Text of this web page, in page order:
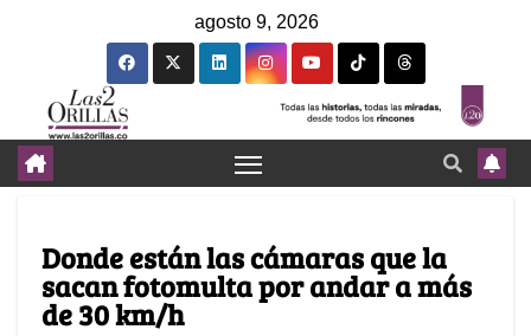
agosto 9, 2026
Donde están las cámaras que la
sacan fotomulta por andar a más
de 30 km/h